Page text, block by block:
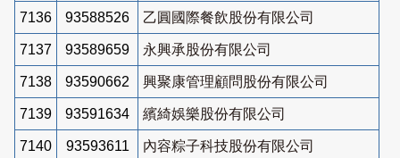
7136 93588526 乙圓國際餐飲股份有限公司
7137 93589659 永興承股份有限公司
7138 93590662 興聚康管理顧問股份有限公司
7139 93591634 繽綺娛樂股份有限公司
7140 93593611 內容粽子科技股份有限公司